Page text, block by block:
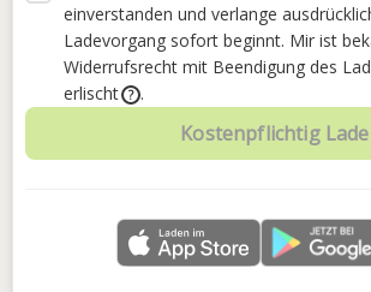
einverstanden und verlange
Ladevorgang sofort beginnt. Mir ist
Widerrufsrecht mit Beendigung des
erlischt
? .
Kostenpflichtig